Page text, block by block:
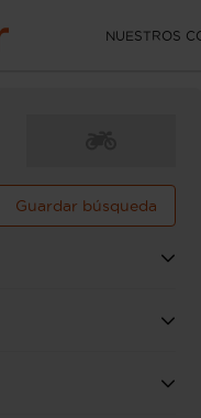
NUESTROS
Guardar búsqueda